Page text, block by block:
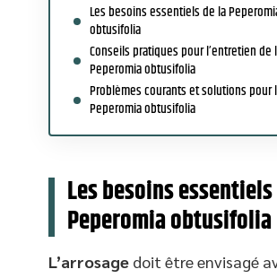
Les besoins essentiels de la
obtusifolia
Conseils pratiques pour l’entretien de
Peperomia obtusifolia
Problèmes courants et solutions pour
Peperomia obtusifolia
Les besoins
Peperomia obtusifolia
L’arrosage doit être envisagé